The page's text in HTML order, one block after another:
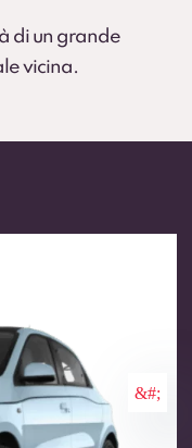
di un grande
vicina.